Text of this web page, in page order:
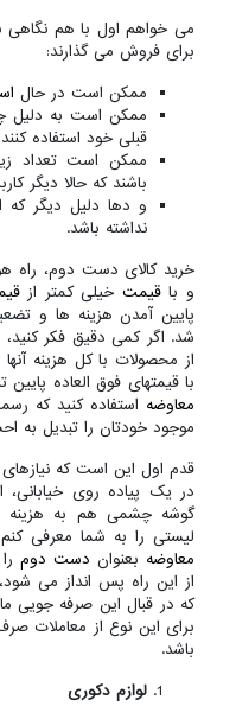
می خواهم اول با هم نگاهی
برای فروش می گذارند:
ممکن است در حال
ممکن است به دلیل
قبلی خود استفاده کنند
ممکن است تعداد
باشند که حالا دیگر
و دها دلیل دیگر که
نداشته باشد.
خرید کالای دست دوم، راه
و باقیمت خیلی کمتر از
پایین آمدن هزینه ها و
شد. اگر کمی دقیق فکر کنید،
از محصولات با کل هزینه
با قیمتهای فوق العاده
معاوضه استفاده کنید که
موجود خودتان را تبدیل به
قدم اول این است که
در یک پیاده روی خیابانی،
گوشه چشمی هم به هزینه
لیستی را به شما معرفی
معاوضه بعنوان دست دومرا
از این راه پس انداز می شود،
که در قبال این صرفه جویی
برای این نوع از معاملات
باشد.
لوازم دکوری